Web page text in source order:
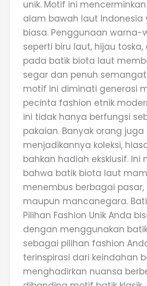
unik. Motif ini
alam bawah laut Indonesia
biasa. Penggunaan warna-
seperti biru laut, hijau
pada batik biota laut
segar dan penuh
motif ini diminati generasi
pecinta fashion etnik
ini tidak hanya berfungsi
pakaian. Banyak orang juga
menjadikannya koleksi,
bahkan hadiah eksklusif. Ini
bahwa batik biota laut
menembus berbagai pasar,
maupun mancanegara.
Pilihan Fashion Unik Anda
dengan menggunakan
sebagai pilihan fashion
terinspirasi dari keindahan
menghadirkan nuansa